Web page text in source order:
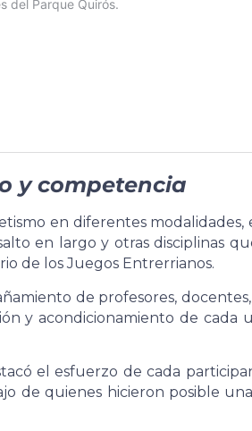
y competencia
en diferentes modalidades,
en largo y otras disciplinas
de los Juegos Entrerrianos.
de profesores, docentes,
y acondicionamiento de cada
el esfuerzo de cada
de quienes hicieron posible